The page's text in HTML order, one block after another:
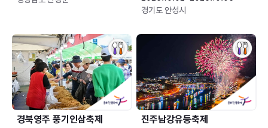
경기도 안성시
경북영주 풍기인삼축제 진주남강유등축제